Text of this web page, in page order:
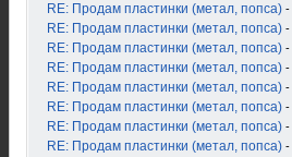
RE: Продам пластинки (метал, попса) -
RE: Продам пластинки (метал, попса) -
RE: Продам пластинки (метал, попса) -
RE: Продам пластинки (метал, попса) -
RE: Продам пластинки (метал, попса) -
RE: Продам пластинки (метал, попса) -
RE: Продам пластинки (метал, попса) -
RE: Продам пластинки (метал, попса) -